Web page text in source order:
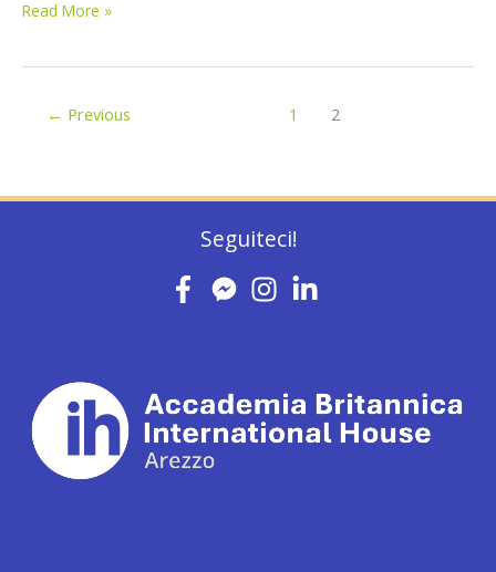
Read More »
← Previous 1 2
Seguiteci!